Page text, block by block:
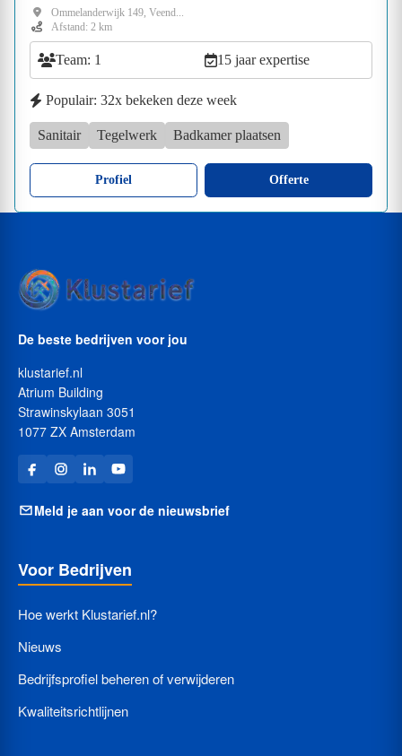
Ommelanderwijk 149, Veend...
Afstand: 2 km
Team: 1 15 jaar expertise
Populair: 32x bekeken deze week
Sanitair Tegelwerk Badkamer plaatsen
Profiel Offerte
De beste bedrijven voor jou
klustarief.nl
Atrium Building
Strawinskylaan 3051
1077 ZX Amsterdam
Meld je aan voor de nieuwsbrief
Voor Bedrijven
Hoe werkt Klustarief.nl?
Nieuws
Bedrijfsprofiel beheren of verwijderen
Kwaliteitsrichtlijnen